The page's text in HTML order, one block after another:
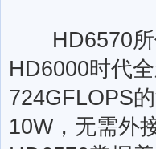
HD6570所
HD6000时代
724GFLOPS
10W，无需外